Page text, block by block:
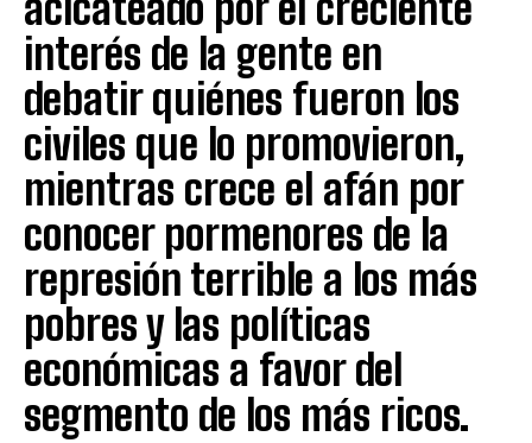
interés de la gente en
debatir quiénes fueron los
civiles que lo promovieron,
mientras crece el afán por
conocer pormenores de la
represión terrible a los más
pobres y las políticas
económicas a favor del
segmento de los más ricos.